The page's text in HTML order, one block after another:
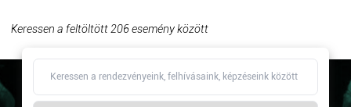
Keressen a feltöltött 206 esemény között